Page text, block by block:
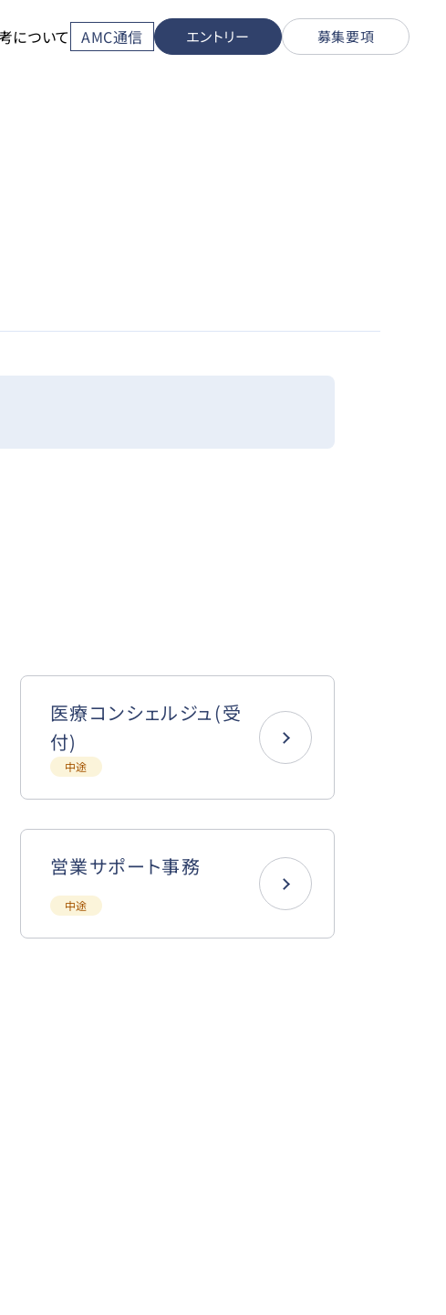
について AMC通信 エントリー 募集要項
医療コンシェルジュ(受
付)
中途
営業サポート事務
中途